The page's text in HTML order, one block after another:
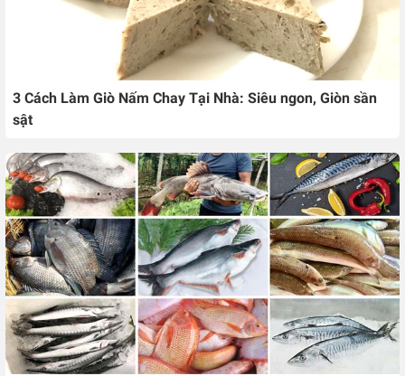
3 Cách Làm Giò Nấm Chay Tại Nhà: Siêu ngon, Giòn sần
sật